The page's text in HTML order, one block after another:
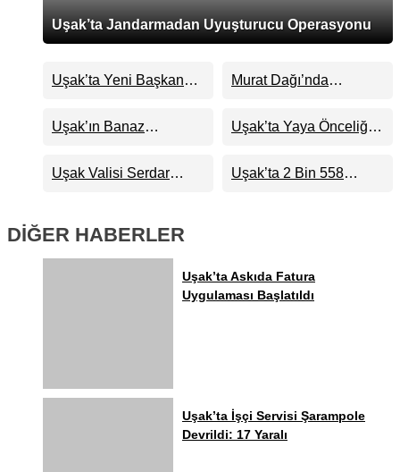
Uşak’ta Jandarmadan Uyuşturucu Operasyonu
Uşak’ta Yeni Başkan
İsim
Murat Dağı’nda
Cezası 699 Bin 245 TL
Oldu
Uşak’ın Banaz
Çıkan Yangın
Söndürüldü
Uşak’ta Yaya Önceliği
Uşak Valisi Serdar
Uşak’ta 2 Bin 558
DİĞER HABERLER
Uşak’ta Askıda Fatura
Uygulaması Başlatıldı
Uşak’ta İşçi Servisi Şarampole
Devrildi: 17 Yaralı